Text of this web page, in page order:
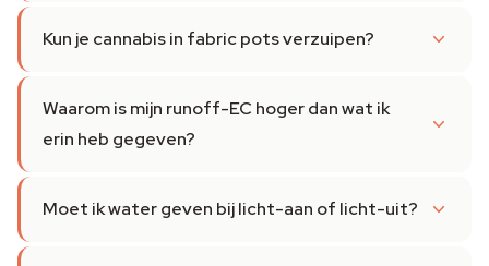
Kun je cannabis in fabric pots verzuipen?
Waarom is mijn runoff-EC hoger dan wat ik
erin heb gegeven?
Moet ik water geven bij licht-aan of licht-uit?